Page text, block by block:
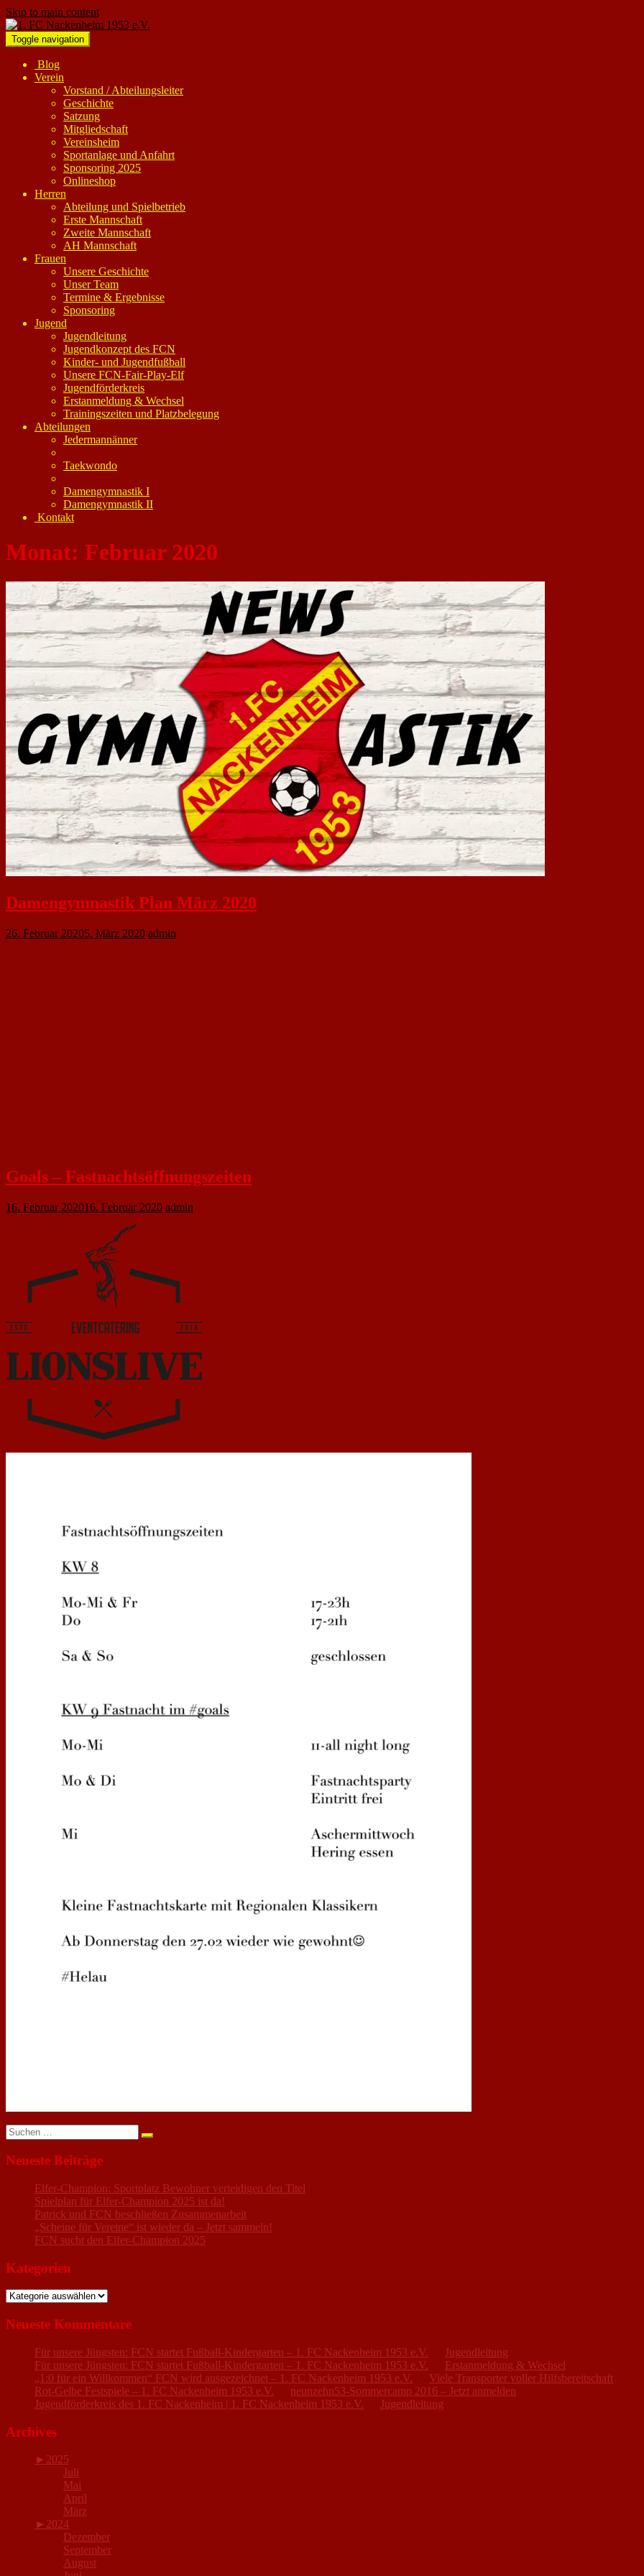
Skip to main content
Toggle navigation
Blog
Verein
Vorstand / Abteilungsleiter
Geschichte
Satzung
Mitgliedschaft
Vereinsheim
Sportanlage und Anfahrt
Sponsoring 2025
Onlineshop
Herren
Abteilung und Spielbetrieb
Erste Mannschaft
Zweite Mannschaft
AH Mannschaft
Frauen
Unsere Geschichte
Unser Team
Termine & Ergebnisse
Sponsoring
Jugend
Jugendleitung
Jugendkonzept des FCN
Kinder- und Jugendfußball
Unsere FCN-Fair-Play-Elf
Jugendförderkreis
Erstanmeldung & Wechsel
Trainingszeiten und Platzbelegung
Abteilungen
Jedermannänner
Taekwondo
Damengymnastik I
Damengymnastik II
Kontakt
Monat: Februar 2020
Damengymnastik Plan März 2020
26. Februar 20205. März 2020 admin
Goals – Fastnachtsöffnungszeiten
16. Februar 202016. Februar 2020 admin
Suchen
nach:
Neueste Beiträge
Elfer-Champion: Sportplatz Bewohner verteidigen den Titel
Spielplan für Elfer-Champion 2025 ist da!
Patrick und FCN beschließen Zusammenarbeit
„Scheine für Vereine“ ist wieder da – Jetzt sammeln!
FCN sucht den Elfer-Champion 2025
Kategorien
Kategorien
Neueste Kommentare
Für unsere Jüngsten: FCN startet Fußball-Kindergarten – 1. FC Nackenheim 1953 e.V.
Jugendleitung
Für unsere Jüngsten: FCN startet Fußball-Kindergarten – 1. FC Nackenheim 1953 e.V.
Erstanmeldung & Wechsel
„1:0 für ein Willkommen“ FCN wird ausgezeichnet – 1. FC Nackenheim 1953 e.V.
Viele Transporter voller Hilfsbereitschaft
Rot-Gelbe Festspiele – 1. FC Nackenheim 1953 e.V.
neunzehn53-Sommercamp 2016 – Jetzt anmelden
Jugendförderkreis des 1. FC Nackenheim | 1. FC Nackenheim 1953 e.V.
Jugendleitung
Archives
► 2025
Juli
Mai
April
März
► 2024
Dezember
September
August